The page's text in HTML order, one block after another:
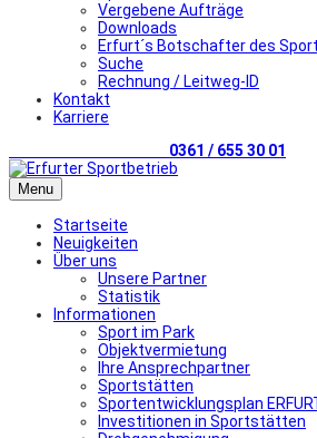
Vergebene Aufträge
Downloads
Erfurt´s Botschafter des
Suche
Rechnung / Leitweg-ID
Kontakt
Karriere
0361 / 655 30 01
Menu
Startseite
Neuigkeiten
Über uns
Unsere Partner
Statistik
Informationen
Sport im Park
Objektvermietung
Ihre Ansprechpartner
Sportstätten
Sportentwicklungsplan
Investitionen in Sportstätten